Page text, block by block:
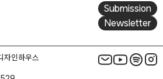
Submission
Newsletter
자인하우스